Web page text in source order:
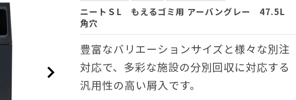
ニートＳL もえるゴミ用 アーバングレー 47.5L
角穴
豊富なバリエーションサイズと様々な別注
対応で、多彩な施設の分別回収に対応する
汎用性の高い屑入です。